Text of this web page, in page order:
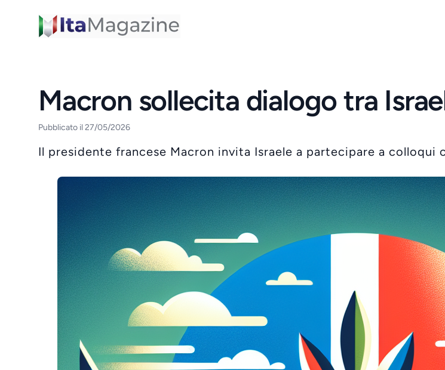
ItaMagazine
Macron sollecita dialogo tra
Pubblicato il 27/05/2026
Il presidente francese Macron invita Israele a partecipare a